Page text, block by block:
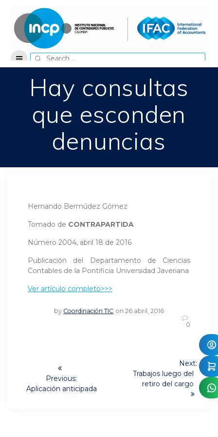
content
Search
for:
Hay consultas
que esconden
denuncias
Hernando Bermúdez Gómez
Tomado de CONTRAPARTIDA
Número 2004, abril 18 de 2016
Publicación del Departamento de Ciencias
Contables de la Pontificia Universidad Javeriana
Ver artículo completo>>>
by Coordinación TIC on 26 abril, 2016
0
entradas
Previous:
Previous
Aplicación anticipada
Next:
Trabajos luego del
retiro del cargo